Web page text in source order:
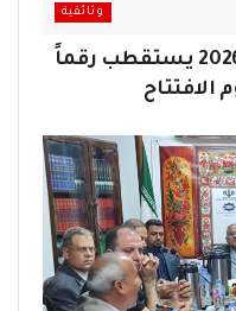
وثائقية
معرض كوميك كون أستانا 2026 يستقطب رقماً